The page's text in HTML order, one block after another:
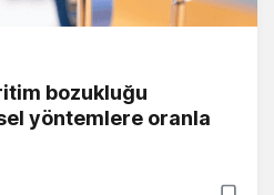
bozukluğu
yöntemlere oranla